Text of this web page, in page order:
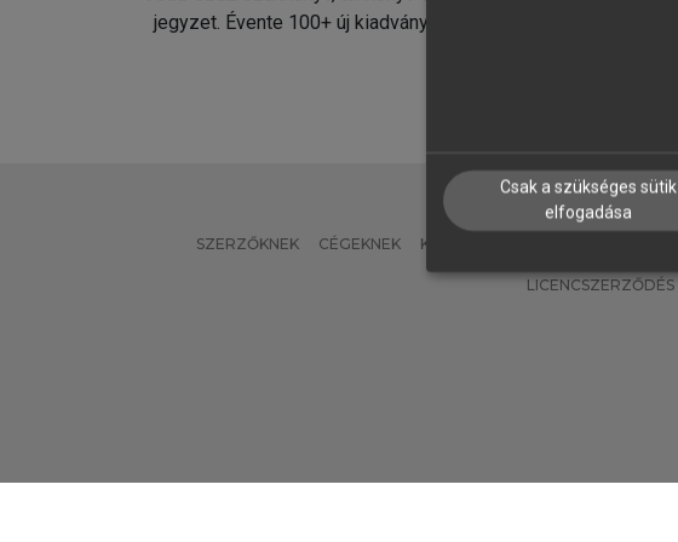
jegyzet. Évente 100+ új kiadvány.
SZERZŐKNEK CÉGEKNEK KÖNYVTÁROSOKNAK
LICENCSZERZŐDÉS
Csak a szükséges sütik
elfogadása